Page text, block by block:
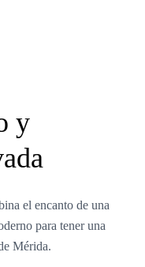
y
el encanto de una
para tener una
Mérida.